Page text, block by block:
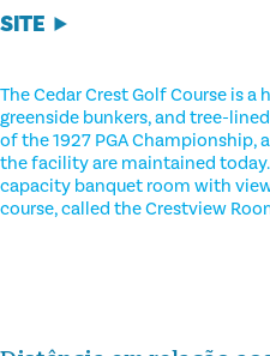
SITE
The Cedar Crest Golf Course is
greenside bunkers, and tree-
of the 1927 PGA
the facility are maintained
capacity banquet room with
course, called the Crestview